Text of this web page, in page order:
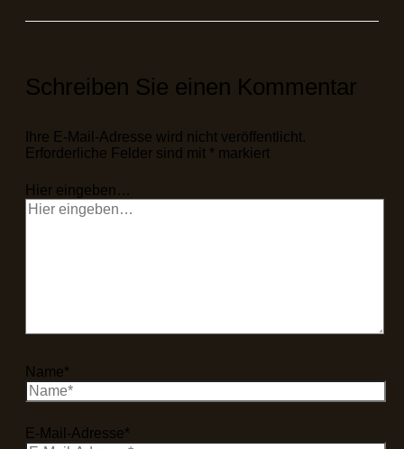
Schreiben Sie einen Kommentar
Ihre E-Mail-Adresse wird nicht veröffentlicht.
Erforderliche Felder sind mit * markiert
Hier eingeben…
Name*
E-Mail-Adresse*